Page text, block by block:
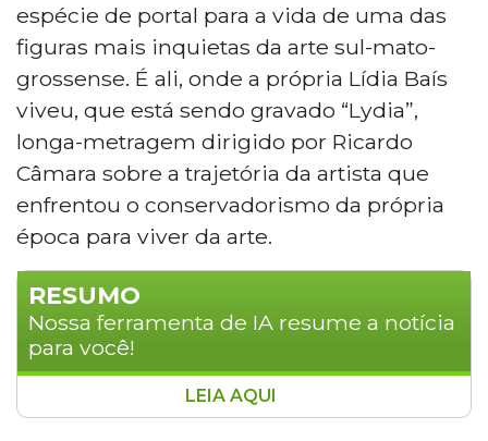
espécie de portal para a vida de uma das
figuras mais inquietas da arte sul-mato-
grossense. É ali, onde a própria Lídia Baís
viveu, que está sendo gravado “Lydia”,
longa-metragem dirigido por Ricardo
Câmara sobre a trajetória da artista que
enfrentou o conservadorismo da própria
época para viver da arte.
RESUMO
Nossa ferramenta de IA resume a notícia
para você!
Gravado na Morada dos Baís, em Campo
LEIA AQUI